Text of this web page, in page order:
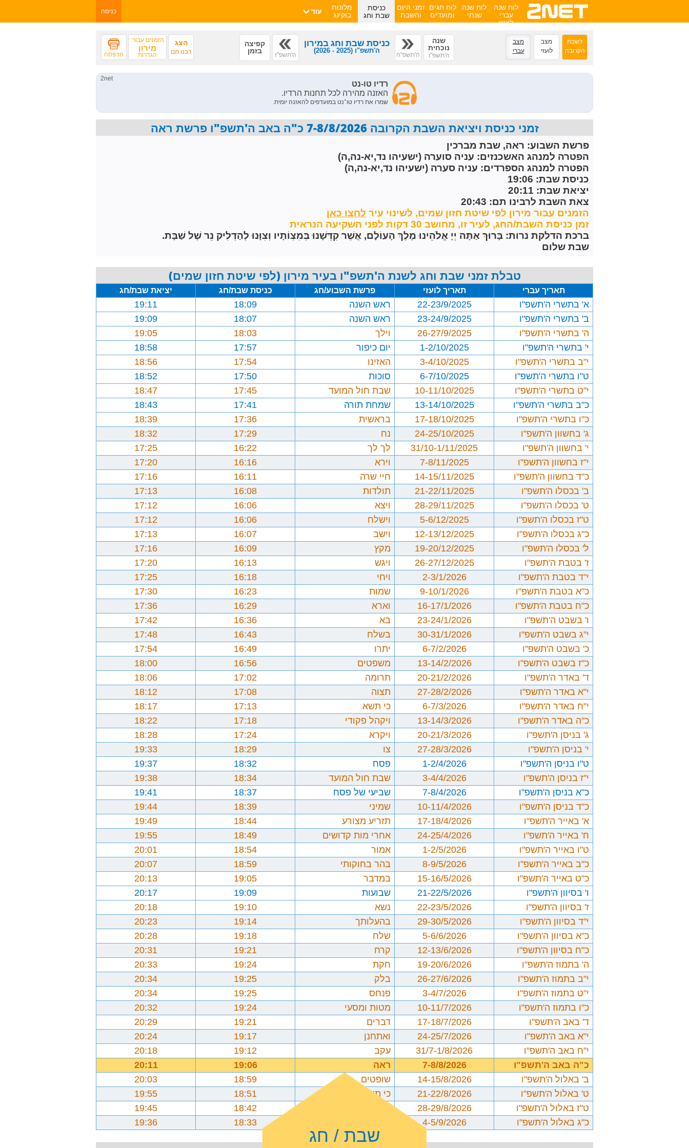
לוח שנה
עברי
לועזי
לוח שנה
שנתי
לוח חגים
ומועדים
זמני היום
והשבת
כניסת
שבת וחג
מלונות
בוקינג
עוד כניסה
לשבת
הקרובה
מצב
לועזי
מצב
עברי
הצג
רבנו תם
הזמנים עבור:
מירון
הגדרות הדפסה
שנה
נוכחית
ה'תשפ"ו ה'תשפ"ה
כניסת שבת וחג במירון
ה'תשפ"ו (2025 - 2026)
ה'תשפ"ז
קפיצה
בזמן
זמני כניסת ויציאת השבת הקרובה 7-8/8/2026 כ"ה באב ה'תשפ"ו פרשת ראה
פרשת השבוע: ראה, שבת מברכין
הפטרה למנהג האשכנזים: עניה סוערה (ישעיהו נד,יא-נה,ה)
הפטרה למנהג הספרדים: עניה סערה (ישעיהו נד,יא-נה,ה)
כניסת שבת: 19:06
יציאת שבת: 20:11
צאת השבת לרבינו תם: 20:43
הזמנים עבור מירון לפי שיטת חזון שמים, לשינוי עיר
זמן כניסת השבת/החג, לעיר זו, מחושב 30 דקות לפני השקיעה הנראית
ברכת הדלקת נרות: בָּרוּךְ אַתָּה יְיָ אֱלֹהֵינוּ מֶלֶךְ הָעוֹלָם, אֲשֶׁר קִדְּשָׁנוּ בְּמִצְוֹתָיו וְצִוָּנוּ לְהַדְלִיק נֵר שֶׁל שַׁבָּת.
שבת שלום
טבלת זמני שבת וחג לשנת ה'תשפ"ו בעיר מירון (לפי שיטת חזון שמים)
תאריך עברי תאריך לועזי פרשת השבוע/חג כניסת שבת/חג יציאת שבת/חג
א' בתשרי ה'תשפ"ו 22-23/9/2025 ראש השנה 18:09
19:11
ב' בתשרי ה'תשפ"ו
23-24/9/2025 ראש השנה 18:07
19:09
ה' בתשרי ה'תשפ"ו
26-27/9/2025 וילך 18:03
19:05
י' בתשרי ה'תשפ"ו
1-2/10/2025 יום כיפור 17:57
18:58
י"ב בתשרי ה'תשפ"ו
3-4/10/2025 האזינו 17:54
18:56
ט"ו בתשרי ה'תשפ"ו
6-7/10/2025 סוכות 17:50
18:52
י"ט בתשרי ה'תשפ"ו
10-11/10/2025 שבת חול המועד 17:45
18:47
כ"ב בתשרי ה'תשפ"ו
13-14/10/2025 שמחת תורה 17:41
18:43
כ"ו בתשרי ה'תשפ"ו
17-18/10/2025 בראשית 17:36
18:39
ג' בחשוון ה'תשפ"ו
24-25/10/2025 נח 17:29
18:32
י' בחשוון ה'תשפ"ו
31/10-1/11/2025 לך לך 16:22
17:25
י"ז בחשוון ה'תשפ"ו
7-8/11/2025 וירא 16:16
17:20
כ"ד בחשוון ה'תשפ"ו
14-15/11/2025 חיי שרה 16:11
17:16
ב' בכסלו ה'תשפ"ו
21-22/11/2025 תולדות 16:08
17:13
ט' בכסלו ה'תשפ"ו
28-29/11/2025 ויצא 16:06
17:12
ט"ז בכסלו ה'תשפ"ו
5-6/12/2025 וישלח 16:06
17:12
כ"ג בכסלו ה'תשפ"ו
12-13/12/2025 וישב 16:07
17:13
ל' בכסלו ה'תשפ"ו
19-20/12/2025 מקץ 16:09
17:16
ז' בטבת ה'תשפ"ו
26-27/12/2025 ויגש 16:13
17:20
י"ד בטבת ה'תשפ"ו
2-3/1/2026 ויחי 16:18
17:25
כ"א בטבת ה'תשפ"ו
9-10/1/2026 שמות 16:23
17:30
כ"ח בטבת ה'תשפ"ו
16-17/1/2026 וארא 16:29
17:36
ו' בשבט ה'תשפ"ו
23-24/1/2026 בא 16:36
17:42
י"ג בשבט ה'תשפ"ו
30-31/1/2026 בשלח 16:43
17:48
כ' בשבט ה'תשפ"ו
6-7/2/2026 יתרו 16:49
17:54
כ"ז בשבט ה'תשפ"ו
13-14/2/2026 משפטים 16:56
18:00
ד' באדר ה'תשפ"ו
20-21/2/2026 תרומה 17:02
18:06
י"א באדר ה'תשפ"ו
27-28/2/2026 תצוה 17:08
18:12
י"ח באדר ה'תשפ"ו
6-7/3/2026 כי תשא 17:13
18:17
כ"ה באדר ה'תשפ"ו
13-14/3/2026 ויקהל פקודי 17:18
18:22
ג' בניסן ה'תשפ"ו
20-21/3/2026 ויקרא 17:24
18:28
י' בניסן ה'תשפ"ו
27-28/3/2026 צו 18:29
19:33
ט"ו בניסן ה'תשפ"ו
1-2/4/2026 פסח 18:32
19:37
י"ז בניסן ה'תשפ"ו
3-4/4/2026 שבת חול המועד 18:34
19:38
כ"א בניסן ה'תשפ"ו
7-8/4/2026 שביעי של פסח 18:37
19:41
כ"ד בניסן ה'תשפ"ו
10-11/4/2026 שמיני 18:39
19:44
א' באייר ה'תשפ"ו
17-18/4/2026 תזריע מצורע 18:44
19:49
ח' באייר ה'תשפ"ו
24-25/4/2026 אחרי מות קדושים 18:49
19:55
ט"ו באייר ה'תשפ"ו
1-2/5/2026 אמור 18:54
20:01
כ"ב באייר ה'תשפ"ו
8-9/5/2026 בהר בחוקותי 18:59
20:07
כ"ט באייר ה'תשפ"ו
15-16/5/2026 במדבר 19:05
20:13
ו' בסיוון ה'תשפ"ו
21-22/5/2026 שבועות 19:09
20:17
ז' בסיוון ה'תשפ"ו
22-23/5/2026 נשא 19:10
20:18
י"ד בסיוון ה'תשפ"ו
29-30/5/2026 בהעלותך 19:14
20:23
כ"א בסיוון ה'תשפ"ו
5-6/6/2026 שלח 19:18
20:28
כ"ח בסיוון ה'תשפ"ו
12-13/6/2026 קרח 19:21
20:31
ה' בתמוז ה'תשפ"ו
19-20/6/2026 חקת 19:24
20:33
י"ב בתמוז ה'תשפ"ו
26-27/6/2026 בלק 19:25
20:34
י"ט בתמוז ה'תשפ"ו
3-4/7/2026 פנחס 19:25
20:34
כ"ו בתמוז ה'תשפ"ו
10-11/7/2026 מטות ומסעי 19:24
20:32
ד' באב ה'תשפ"ו
17-18/7/2026 דברים 19:21
20:29
י"א באב ה'תשפ"ו
24-25/7/2026 ואתחנן 19:17
20:24
י"ח באב ה'תשפ"ו
31/7-1/8/2026 עקב 19:12
20:18
כ"ה באב ה'תשפ"ו
7-8/8/2026 ראה 19:06
20:11
ב' באלול ה'תשפ"ו
14-15/8/2026 שופטים 18:59
20:03
ט' באלול ה'תשפ"ו
21-22/8/2026 כי תצא 18:51
19:55
ט"ז באלול ה'תשפ"ו
28-29/8/2026
18:42
19:45
כ"ג באלול ה'תשפ"ו
4-5/9/2026
18:33
19:36
שבת / חג